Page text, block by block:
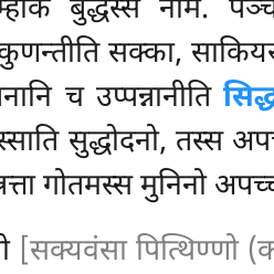
बुद्धस्स नामं.
सक्का,
च उप्पन्नानीति
सुद्धोदनो, तस्स
गोतमस्स मुनिनो
[सक्यवंसा पित्थिण्णो